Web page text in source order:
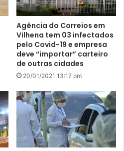
Agência do Correios em
Vilhena tem 03 infectados
pelo Covid-19 e empresa
deve “importar” carteiro
de outras cidades
20/01/2021 13:17 pm